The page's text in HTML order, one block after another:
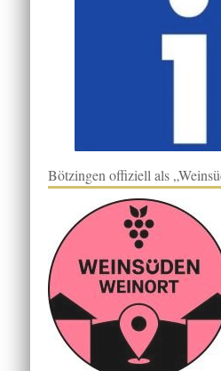
Bötzingen offiziell als